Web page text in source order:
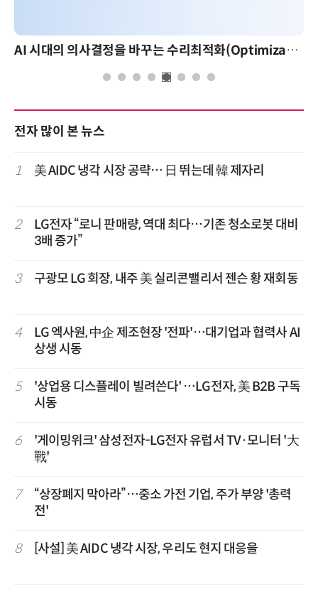
AI 시대의 의사결정을 바꾸는 수리최적화(Optimization): 실제 산업 적용 사례와 활용 전략
전자 많이 본 뉴스
1 美 AIDC 냉각 시장 공략… 日 뛰는데 韓 제자리
2
LG전자 “로니 판매량, 역대 최다…기존 청소로봇 대비
3배 증가”
3 구광모 LG 회장, 내주 美 실리콘밸리서 젠슨 황 재회동
4
LG 엑사원, 中企 제조현장 '전파'…대기업과 협력사 AI
상생 시동
5
'상업용 디스플레이 빌려쓴다' …LG전자, 美 B2B 구독
시동
6
'게이밍위크' 삼성전자-LG전자 유럽서 TV·모니터 '大
戰'
7
“상장폐지 막아라”…중소 가전 기업, 주가 부양 '총력
전'
8 [사설] 美 AIDC 냉각 시장, 우리도 현지 대응을